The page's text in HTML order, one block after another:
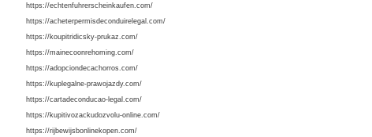
https://echtenfuhrerscheinkaufen.com/
https://acheterpermisdeconduirelegal.com/
https://koupitridicsky-prukaz.com/
https://mainecoonrehoming.com/
https://adopciondecachorros.com/
https://kuplegalne-prawojazdy.com/
https://cartadeconducao-legal.com/
https://kupitivozackudozvolu-online.com/
https://rijbewijsbonlinekopen.com/